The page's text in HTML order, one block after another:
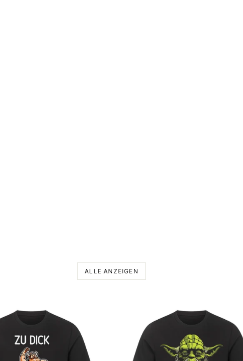
ALLE ANZEIGEN